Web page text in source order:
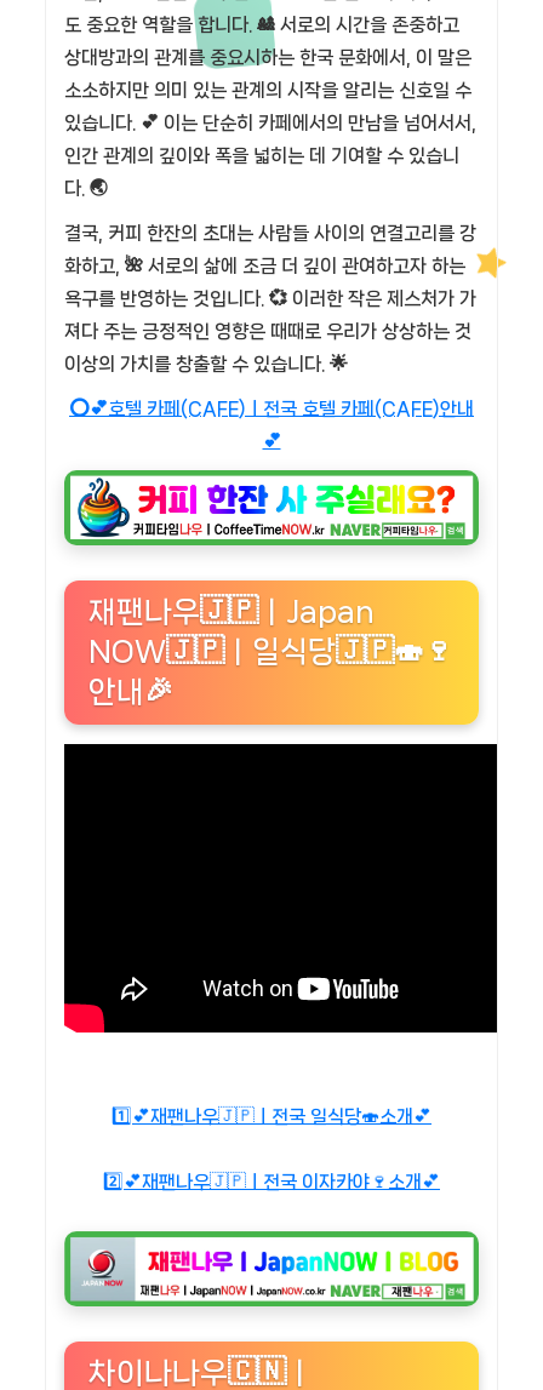
도 중요한 역할을 합니다. 🎎 서로의 시간을 존중하고
상대방과의 관계를 중요시하는 한국 문화에서, 이 말은
소소하지만 의미 있는 관계의 시작을 알리는 신호일 수
있습니다. 💕 이는 단순히 카페에서의 만남을 넘어서서,
인간 관계의 깊이와 폭을 넓히는 데 기여할 수 있습니
다. 🌏
결국, 커피 한잔의 초대는 사람들 사이의 연결고리를 강
화하고, 🌺 서로의 삶에 조금 더 깊이 관여하고자 하는
욕구를 반영하는 것입니다. 💞 이러한 작은 제스처가 가
져다 주는 긍정적인 영향은 때때로 우리가 상상하는 것
이상의 가치를 창출할 수 있습니다. 🌟
⭕💕호텔 카페(CAFE)ㅣ전국 호텔 카페(CAFE)안내
💕
재팬나우🇯🇵ㅣJapan
NOW🇯🇵ㅣ일식당🇯🇵🍣🍷
안내🎉
1️⃣💕재팬나우🇯🇵ㅣ전국 일식당🍣소개💕
2️⃣💕재팬나우🇯🇵ㅣ전국 이자카야🍷소개💕
차이나나우🇨🇳ㅣ